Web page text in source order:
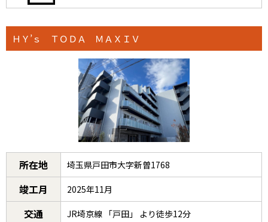
ＨＹ’ｓ ＴＯＤＡ ＭＡＸＩＶ
所在地 埼玉県戸田市大字新曽1768
竣工月 2025年11月
交通 JR埼京線 「戸田」 より徒歩12分